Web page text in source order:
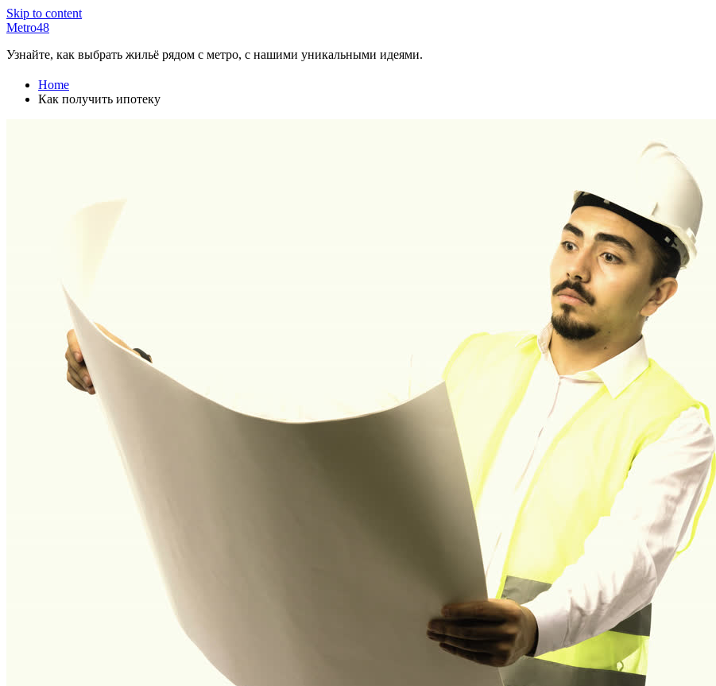
Skip to content
Metro48
Узнайте, как выбрать жильё рядом с метро, с нашими уникальными идеями.
Home
Как получить ипотеку